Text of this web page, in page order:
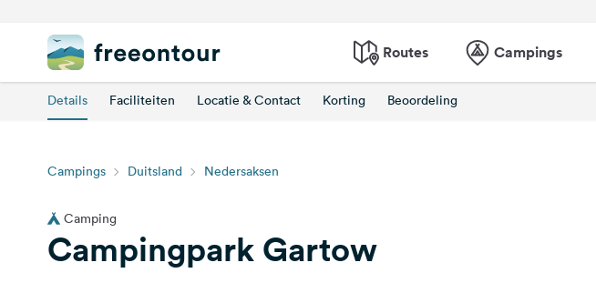
Routes Campings
Details Faciliteiten Locatie & Contact Korting Beoordeling
Campings Duitsland Nedersaksen
Camping
Campingpark Gartow